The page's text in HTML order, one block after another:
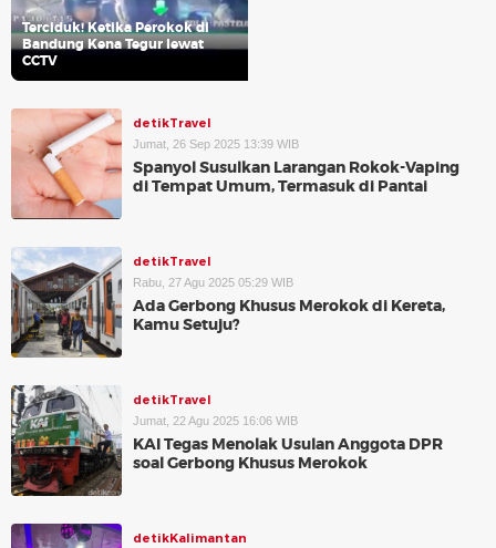
Terciduk! Ketika Perokok di
Bandung Kena Tegur lewat
CCTV
detikTravel
Jumat, 26 Sep 2025 13:39 WIB
Spanyol Susulkan Larangan Rokok-Vaping
di Tempat Umum, Termasuk di Pantai
detikTravel
Rabu, 27 Agu 2025 05:29 WIB
Ada Gerbong Khusus Merokok di Kereta,
Kamu Setuju?
detikTravel
Jumat, 22 Agu 2025 16:06 WIB
KAI Tegas Menolak Usulan Anggota DPR
soal Gerbong Khusus Merokok
detikKalimantan